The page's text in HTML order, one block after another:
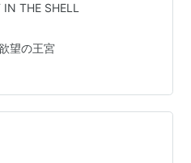
アスで、これは好きだと思
世界のすべてが本当に存在
ました。 作画はとにかく美
本当に丁寧です。 コンピュ
代を感じましたが、公開が
IN THE SHELL
望の王宮